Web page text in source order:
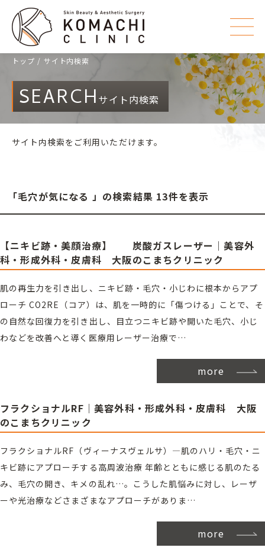
トップ サイト内検索
SEARCH サイト内検索
サイト内検索をご利用いただけます。
「毛穴が気になる 」の検索結果 13件を表示
【ニキビ跡・美顔治療】 炭酸ガスレーザー｜美容外
科・形成外科・皮膚科 大阪のこまちクリニック
肌の再生力を引き出し、ニキビ跡・毛穴・小じわに根本からアプ
ローチ CO2RE（コア）は、肌を一時的に「傷つける」ことで、そ
の自然な回復力を引き出し、目立つニキビ跡や開いた毛穴、小じ
わなどを改善へと導く医療用レーザー治療で…
more
フラクショナルRF｜美容外科・形成外科・皮膚科 大阪
のこまちクリニック
フラクショナルRF（ヴィーナスヴェルサ）―肌のハリ・毛穴・ニ
キビ跡にアプローチする高周波治療 年齢とともに感じる肌のたる
み、毛穴の開き、キメの乱れ…。こうした肌悩みに対し、レーザ
ーや光治療などさまざまなアプローチがありま…
more